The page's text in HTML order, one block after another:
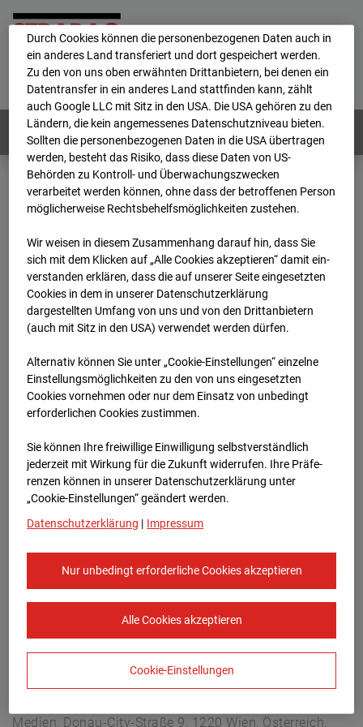
Home E-Mail Impressum
Login
Deutsch / English
Webcams: Alle Länder
Home
Deutschland
BC-104 - BV-Arne Jacobsen Haus
Archiv
2026
01 12 18:30
BC-104 - BV-Arne
Jacobsen Haus
Überseering 12, 22297 Hamburg
Zur Übersicht
Europe/Berlin
Medien, Donau-City-Straße 9, 1220 Wien, Österreich,
Durch Cookies können die personenbezogenen Daten auch in
ein anderes Land transferiert und dort gespeichert werden.
Zu den von uns oben erwähnten Drittanbietern, bei denen ein
Datentransfer in ein anderes Land stattfinden kann, zählt
auch Google LLC mit Sitz in den USA. Die USA gehören zu den
Ländern, die kein angemessenes Datenschutzniveau bieten.
Sollten die personenbezogenen Daten in die USA übertragen
werden, besteht das Risiko, dass diese Daten von US-
Behörden zu Kontroll- und Überwachungszwecken
verarbeitet werden können, ohne dass der betroffenen Person
möglicherweise Rechtsbehelfsmöglichkeiten zustehen.
Wir weisen in diesem Zusammenhang darauf hin, dass Sie
sich mit dem Klicken auf „Alle Cookies akzeptieren“ damit ein­
ver­standen erklären, dass die auf unserer Seite eingesetzten
Cookies in dem in unserer Datenschutzerklärung
dargestellten Umfang von uns und von den Drittanbietern
(auch mit Sitz in den USA) verwendet werden dürfen.
Alternativ können Sie unter „Cookie-Einstellungen“ einzelne
Einstellungsmöglichkeiten zu den von uns eingesetzten
Cookies vornehmen oder nur dem Einsatz von unbedingt
erforderlichen Cookies zustimmen.
Sie können Ihre freiwillige Einwilligung selbstverständlich
jederzeit mit Wirkung für die Zukunft widerrufen. Ihre Prä­fe­
renzen können in unserer Datenschutzerklärung unter
„Cookie-Einstellungen“ geändert werden.
Datenschutzerklärung | Impressum
Nur unbedingt erforderliche Cookies akzeptieren
Alle Cookies akzeptieren
Cookie-Einstellungen